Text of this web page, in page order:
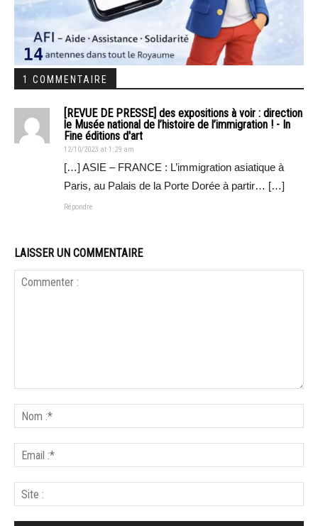
1 COMMENTAIRE
[REVUE DE PRESSE] des expositions à voir : direction
le Musée national de l’histoire de l’immigration ! - In
Fine éditions d'art
12/10/2023 at 1:29 am
[…] ASIE – FRANCE : L’immigration asiatique à
Paris, au Palais de la Porte Dorée à partir… […]
Répondre
LAISSER UN COMMENTAIRE